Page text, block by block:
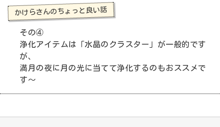
かけらさんのちょっと良い話
その④
浄化アイテムは「水晶のクラスター」が一般的です
が、
満月の夜に月の光に当てて浄化するのもおススメで
す～